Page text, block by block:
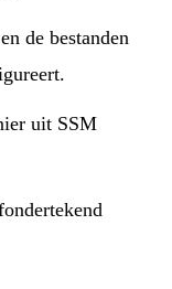
de bestanden
uit SSM